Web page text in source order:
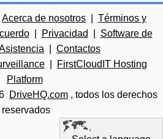
Acerca de nosotros
Términos y
Privacidad
Software de
Contactos
FirstCloudIT Hosting
Platform
DriveHQ.com , todos los derechos
reservados